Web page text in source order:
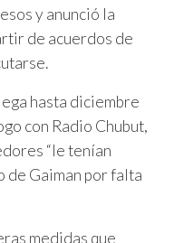
y anunció la
de acuerdos de
hasta diciembre
con Radio Chubut,
“le tenían
de Gaiman por falta
medidas que